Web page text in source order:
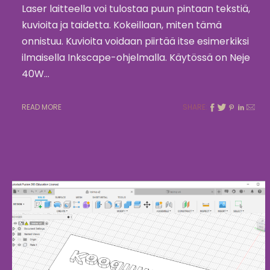
Laser laitteella voi tulostaa puun pintaan tekstiä,
kuvioita ja taidetta. Kokeillaan, miten tämä
onnistuu. Kuvioita voidaan piirtää itse esimerkiksi
ilmaisella Inkscape-ohjelmalla. Käytössä on Neje
40W…
READ MORE SHARE: